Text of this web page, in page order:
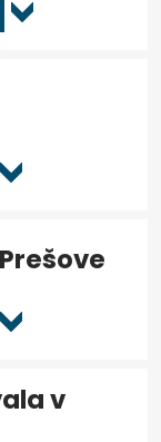
v